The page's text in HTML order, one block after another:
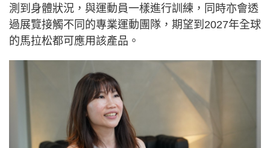
測到身體狀況，與運動員一樣進行訓練，同時亦會透
過展覽接觸不同的專業運動團隊，期望到2027年全球
的馬拉松都可應用該產品。